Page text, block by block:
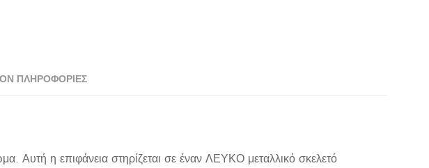
ΠΛΗΡΟΦΟΡΊΕΣ
Αυτή η επιφάνεια στηρίζεται σε έναν ΛΕΥΚΟ μεταλλικό σκελετό